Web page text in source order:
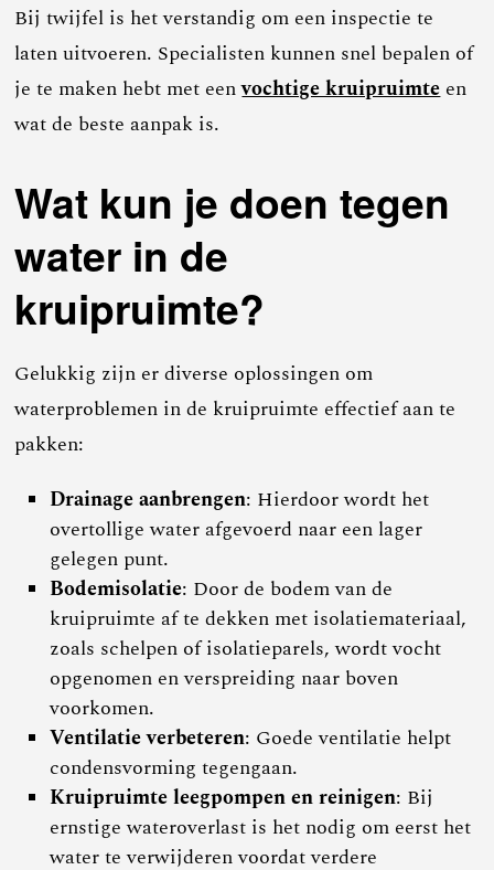
Bij twijfel is het verstandig om een inspectie te
laten uitvoeren. Specialisten kunnen snel bepalen of
je te maken hebt met eenvochtige kruipruimteen
wat de beste aanpak is.
Wat kun je doen tegen
water in de
kruipruimte?
Gelukkig zijn er diverse oplossingen om
waterproblemen in de kruipruimte effectief aan te
pakken:
Drainage aanbrengen: Hierdoor wordt het
overtollige water afgevoerd naar een lager
gelegen punt.
Bodemisolatie: Door de bodem van de
kruipruimte af te dekken met isolatiemateriaal,
zoals schelpen of isolatieparels, wordt vocht
opgenomen en verspreiding naar boven
voorkomen.
Ventilatie verbeteren: Goede ventilatie helpt
condensvorming tegengaan.
Kruipruimte leegpompen en reinigen: Bij
ernstige wateroverlast is het nodig om eerst het
water te verwijderen voordat verdere